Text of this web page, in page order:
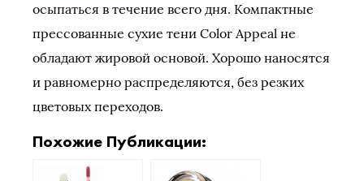
осыпаться в течение всего дня. Компактные
прессованные сухие тени Color Appeal не
обладают жировой основой. Хорошо наносятся
и равномерно распределяются, без резких
цветовых переходов.
Похожие Публикации: